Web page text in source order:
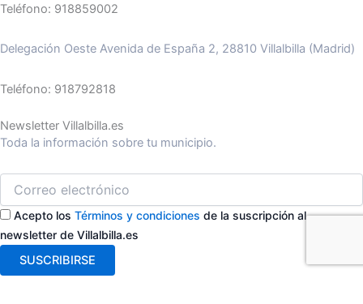
Teléfono: 918859002
Delegación Oeste Avenida de España 2, 28810 Villalbilla (Madrid)
Teléfono: 918792818
Newsletter Villalbilla.es
Toda la información sobre tu municipio.
Acepto los Términos y condiciones de la suscripción al
newsletter de Villalbilla.es
SUSCRIBIRSE